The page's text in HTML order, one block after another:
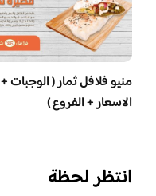
منيو فلافل ثمار ( الوجبات +
الاسعار + الفروع )
انتظر لحظة